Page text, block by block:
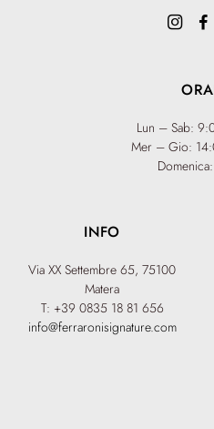
INFO
Via XX Settembre 65, 75100
Matera
T: +39 0835 18 81 656
info@ferraronisignature.com
Lun – Sab:
Mer – Gio: